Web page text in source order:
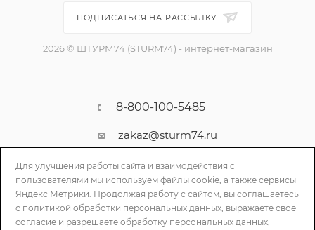
ПОДПИСАТЬСЯ НА РАССЫЛКУ
2026 © ШТУРМ74 (STURM74) - интернет-магазин
8-800-100-5485
zakaz@sturm74.ru
г. Челябинск, ул. Стартовая 34/1
Для улучшения работы сайта и взаимодействия с
пользователями мы используем файлы cookie, а также сервисы
Яндекс Метрики. Продолжая работу с сайтом, вы соглашаетесь
с политикой обработки персональных данных, выражаете свое
согласие и разрешаете обработку персональных данных,